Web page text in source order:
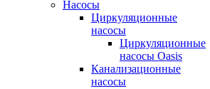
Насосы
Циркуляционные
насосы
Циркуляционные
насосы Oasis
Канализационные
насосы